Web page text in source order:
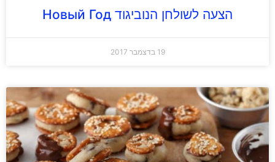
הצעה לשולחן הנוביגוד Новый Год
19 בדצמבר 2017